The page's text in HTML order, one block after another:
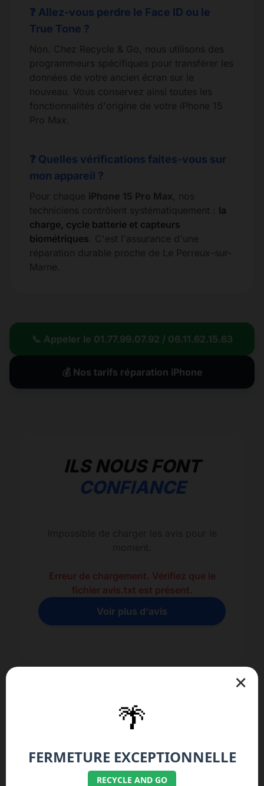
❓ Allez-vous perdre le Face ID ou le
True Tone ?
Non. Chez Recycle & Go, nous utilisons des
programmeurs spécifiques pour transférer les
données de votre ancien écran sur le
nouveau. Vous conservez ainsi toutes les
fonctionnalités d'origine de votre iPhone 15
Pro Max.
❓ Quelles vérifications faites-vous sur
mon appareil ?
Pour chaque iPhone 15 Pro Max, nos
techniciens contrôlent systématiquement : la
charge, cycle batterie et capteurs
biométriques. C'est l'assurance d'une
réparation durable proche de Le Perreux-sur-
Marne.
📞 Appeler le 01.77.99.07.92 / 06.11.62.15.63
💰 Nos tarifs réparation iPhone
ILS NOUS FONT
CONFIANCE
Erreur de chargement. Vérifiez que le
fichier avis.txt est présent.
Voir plus d'avis
Nos réparations spécifiques iPhone
×
🌴
FERMETURE EXCEPTIONNELLE
RECYCLE AND GO